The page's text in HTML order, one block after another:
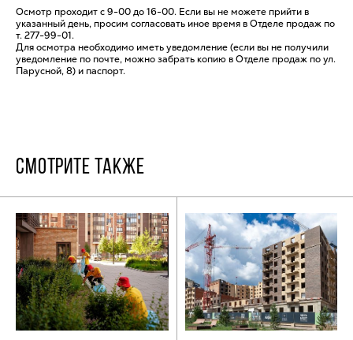
Осмотр проходит с 9-00 до 16-00. Если вы не можете прийти в
указанный день, просим согласовать иное время в Отделе продаж по
т. 277-99-01.
Для осмотра необходимо иметь уведомление (если вы не получили
уведомление по почте, можно забрать копию в Отделе продаж по ул.
Парусной, 8) и паспорт.
СМОТРИТЕ ТАКЖЕ